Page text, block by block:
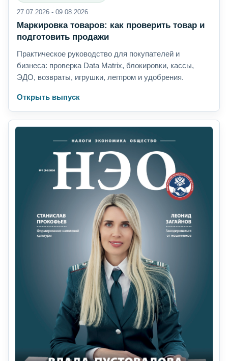
27.07.2026 - 09.08.2026
Маркировка товаров: как проверить товар и
подготовить продажи
Практическое руководство для покупателей и
бизнеса: проверка Data Matrix, блокировки, кассы,
ЭДО, возвраты, игрушки, легпром и удобрения.
Открыть выпуск